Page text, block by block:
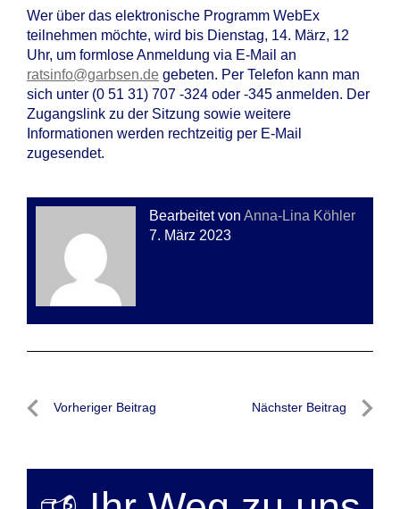
Wer über das elektronische Programm WebEx
teilnehmen möchte, wird bis Dienstag, 14. März, 12
Uhr, um formlose Anmeldung via E-Mail an
ratsinfo@garbsen.de gebeten. Per Telefon kann man
sich unter (0 51 31) 707 -324 oder -345 anmelden. Der
Zugangslink zu der Sitzung sowie weitere
Informationen werden rechtzeitig per E-Mail
zugesendet.
Bearbeitet von Anna-Lina Köhler
7. März 2023
Beitragsnavigation
Vorheriger Beitrag Nächster Beitrag